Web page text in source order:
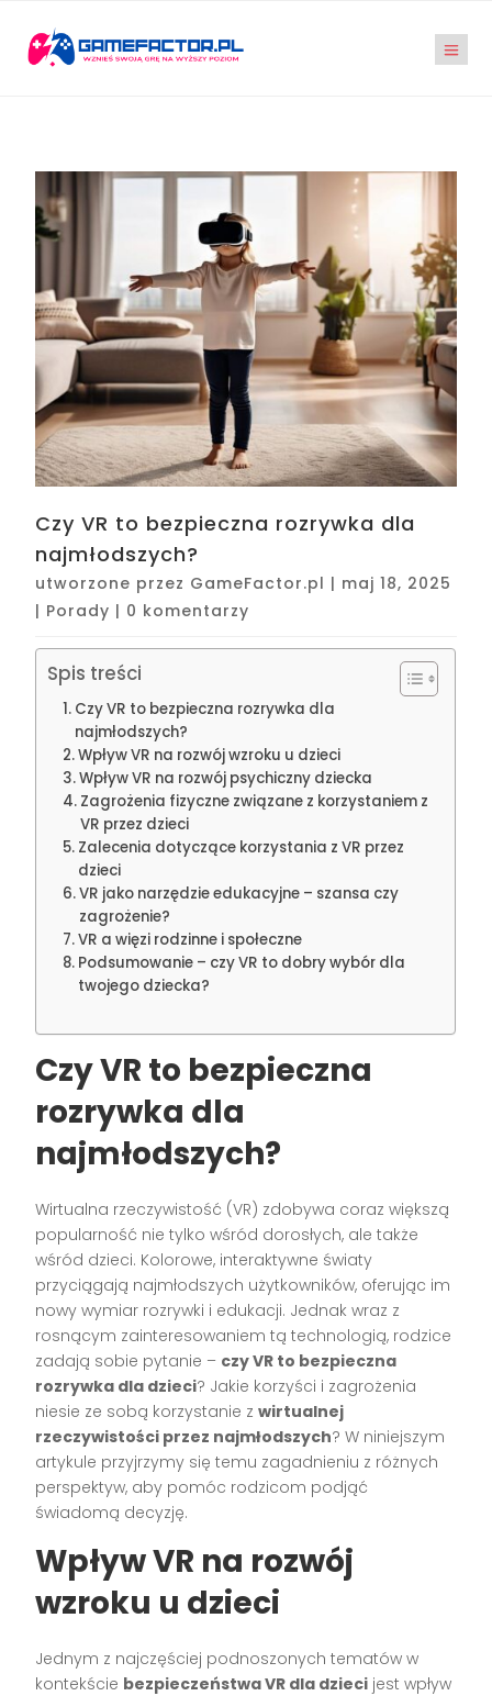
Czy VR to bezpieczna rozrywka dla
najmłodszych?
utworzone przez GameFactor.pl | maj 18, 2025
| Porady | 0 komentarzy
Spis treści
Czy VR to bezpieczna rozrywka dla
najmłodszych?
Wpływ VR na rozwój wzroku u dzieci
Wpływ VR na rozwój psychiczny dziecka
Zagrożenia fizyczne związane z korzystaniem z
VR przez dzieci
Zalecenia dotyczące korzystania z VR przez
dzieci
VR jako narzędzie edukacyjne – szansa czy
zagrożenie?
VR a więzi rodzinne i społeczne
Podsumowanie – czy VR to dobry wybór dla
twojego dziecka?
Czy VR to bezpieczna
rozrywka dla
najmłodszych?
Wirtualna rzeczywistość (VR) zdobywa coraz większą
popularność nie tylko wśród dorosłych, ale także
wśród dzieci. Kolorowe, interaktywne światy
przyciągają najmłodszych użytkowników, oferując im
nowy wymiar rozrywki i edukacji. Jednak wraz z
rosnącym zainteresowaniem tą technologią, rodzice
zadają sobie pytanie – czy VR to bezpieczna
rozrywka dla dzieci? Jakie korzyści i zagrożenia
niesie ze sobą korzystanie zwirtualnej
rzeczywistości przez najmłodszych? W niniejszym
artykule przyjrzymy się temu zagadnieniu z różnych
perspektyw, aby pomóc rodzicom podjąć
świadomą decyzję.
Wpływ VR na rozwój
wzroku u dzieci
Jednym z najczęściej podnoszonych tematów w
kontekście bezpieczeństwa VR dla dzieci jest wpływ